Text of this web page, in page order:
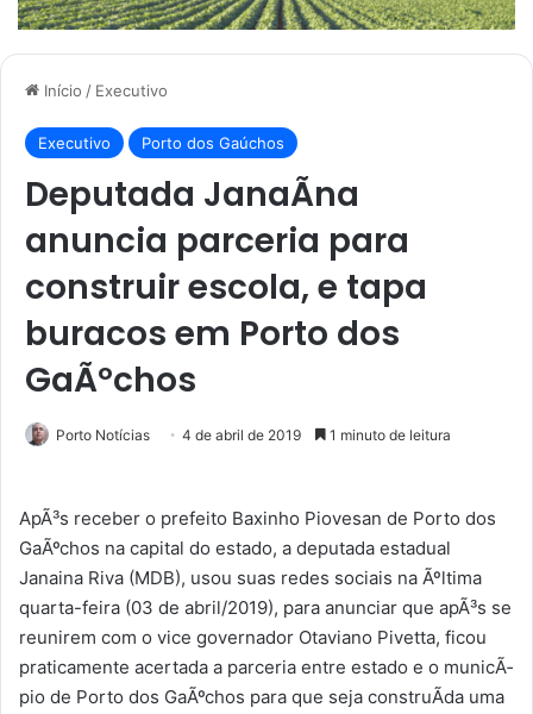
Início / Executivo
Executivo Porto dos Gaúchos
Deputada JanaÃ­na
anuncia parceria para
construir escola, e tapa
buracos em Porto dos
GaÃºchos
Porto Notícias 4 de abril de 2019 1 minuto de leitura
ApÃ³s receber o prefeito Baxinho Piovesan de Porto dos
GaÃºchos na capital do estado, a deputada estadual
Janaina Riva (MDB), usou suas redes sociais na Ãºltima
quarta-feira (03 de abril/2019), para anunciar que apÃ³s se
reunirem com o vice governador Otaviano Pivetta, ficou
praticamente acertada a parceria entre estado e o municÃ­
pio de Porto dos GaÃºchos para que seja construÃ­da uma